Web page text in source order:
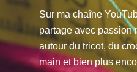
Sur ma chaîne
partage avec passion
autour du tricot, du
main et bien plus